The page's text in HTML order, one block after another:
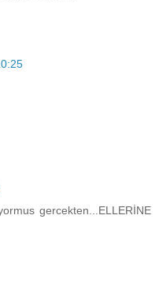
gercekten...ELLERİNE